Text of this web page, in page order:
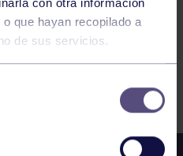
con otra información
que hayan recopilado a
de sus servicios.